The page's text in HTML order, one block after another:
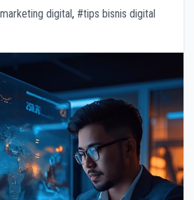
digital, #tips bisnis digital